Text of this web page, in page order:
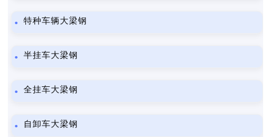
特种车辆大梁钢
半挂车大梁钢
全挂车大梁钢
自卸车大梁钢